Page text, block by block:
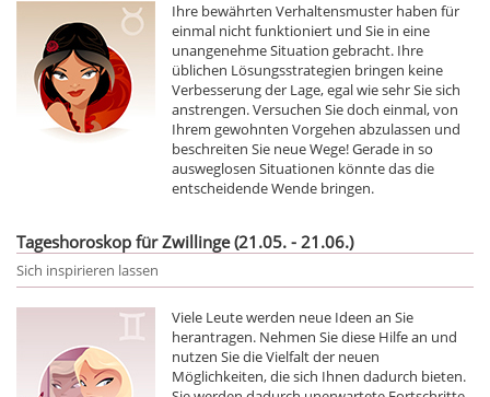
Ihre bewährten Verhaltensmuster haben für
einmal nicht funktioniert und Sie in eine
unangenehme Situation gebracht. Ihre
üblichen Lösungsstrategien bringen keine
Verbesserung der Lage, egal wie sehr Sie sich
anstrengen. Versuchen Sie doch einmal, von
Ihrem gewohnten Vorgehen abzulassen und
beschreiten Sie neue Wege! Gerade in so
ausweglosen Situationen könnte das die
entscheidende Wende bringen.
Tageshoroskop für Zwillinge (21.05. - 21.06.)
Sich inspirieren lassen
Viele Leute werden neue Ideen an Sie
herantragen. Nehmen Sie diese Hilfe an und
nutzen Sie die Vielfalt der neuen
Möglichkeiten, die sich Ihnen dadurch bieten.